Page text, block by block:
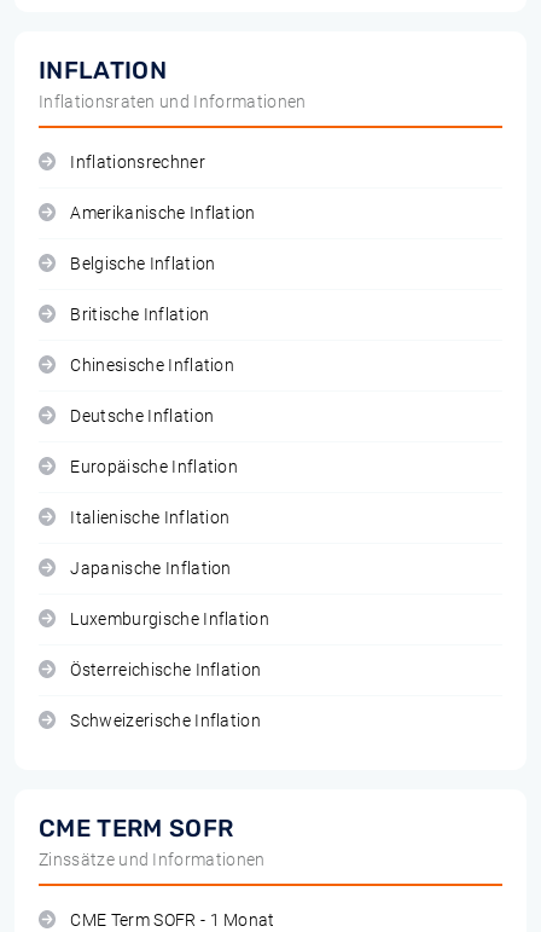
INFLATION
Inflationsraten und Informationen
Inflationsrechner
Amerikanische Inflation
Belgische Inflation
Britische Inflation
Chinesische Inflation
Deutsche Inflation
Europäische Inflation
Italienische Inflation
Japanische Inflation
Luxemburgische Inflation
Österreichische Inflation
Schweizerische Inflation
CME TERM SOFR
Zinssätze und Informationen
CME Term SOFR - 1 Monat